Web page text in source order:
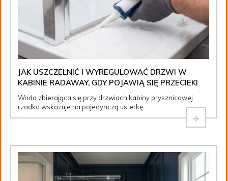
JAK USZCZELNIĆ I WYREGULOWAĆ DRZWI W
KABINIE RADAWAY, GDY POJAWIĄ SIĘ PRZECIEKI
Woda zbierająca się przy drzwiach kabiny prysznicowej
rzadko wskazuje na pojedynczą usterkę.